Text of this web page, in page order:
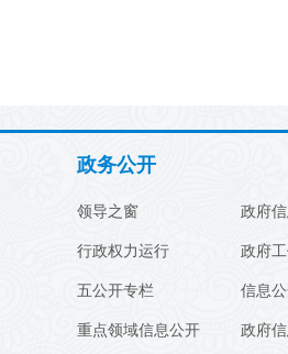
政务公开
领导之窗
行政权力运行
五公开专栏
重点领域信息公开
政府
政府
信息
政府